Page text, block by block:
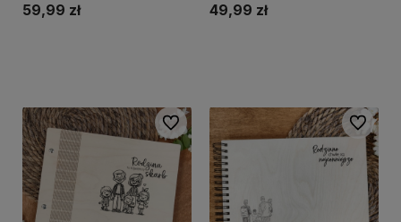
59,99 zł 49,99 zł
Do ulubionych Do